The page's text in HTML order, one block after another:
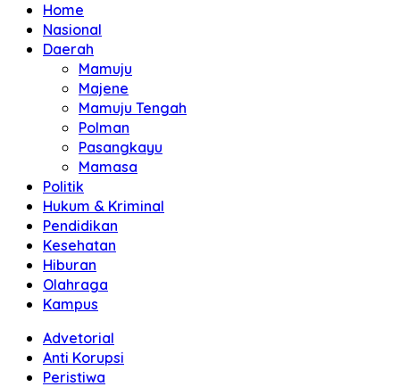
Home
Nasional
Daerah
Mamuju
Majene
Mamuju Tengah
Polman
Pasangkayu
Mamasa
Politik
Hukum & Kriminal
Pendidikan
Kesehatan
Hiburan
Olahraga
Kampus
Advetorial
Anti Korupsi
Peristiwa